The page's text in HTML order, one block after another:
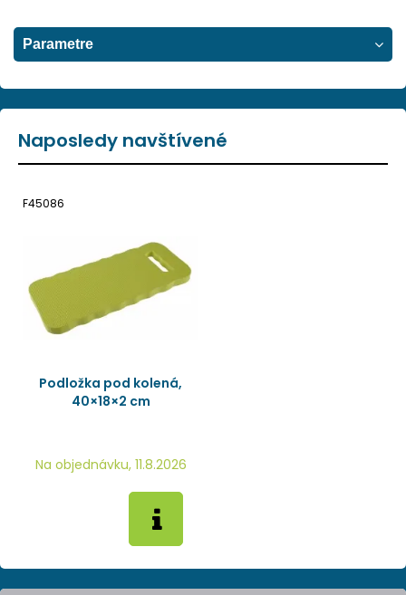
Parametre
Naposledy navštívené
F45086
Podložka pod kolená,
40×18×2 cm
Na objednávku, 11.8.2026